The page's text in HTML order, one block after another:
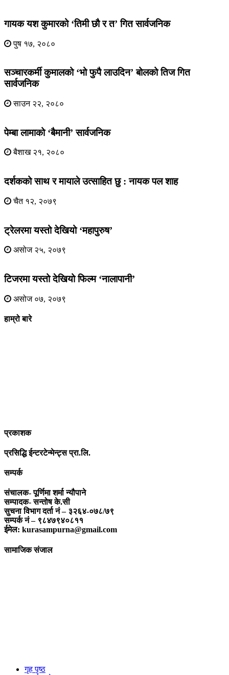
गायक यश कुमारको ‘तिमी छौ र त’ गित सार्वजनिक
पुष १७, २०८०
सञ्चारकर्मी कुमालको ‘भो फुपै लाउदिन’ बोलको तिज गित
सार्वजनिक
साउन २२, २०८०
पेम्बा लामाको ‘बैमानी’ सार्वजनिक
बैशाख २१, २०८०
दर्शकको साथ र मायाले उत्साहित छु : नायक पल शाह
चैत १२, २०७९
ट्रेलरमा यस्तो देखियो ‘महापुरुष’
असोज २५, २०७९
टिजरमा यस्तो देखियो फिल्म ‘नालापानी’
असोज ०७, २०७९
हाम्रो बारे
प्रकाशक
प्रसिद्धि ईन्टरटेन्मेन्ट्स प्रा.लि.
सम्पर्क
संचालक- पूर्णिमा शर्मा न्यौपाने
सम्पादक- सन्तोष के.सी
सुचना विभाग दर्ता नं – ३२६४-०७८/७९
सम्पर्क नं – ९८४७९४०८११
ईमेल: kurasampurna@gmail.com
सामाजिक संजाल
गृह पृष्ठ